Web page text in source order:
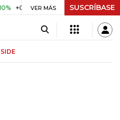
UVR $ 416,96 +$ 0,05
VER MÁS SUSCRÍBASE